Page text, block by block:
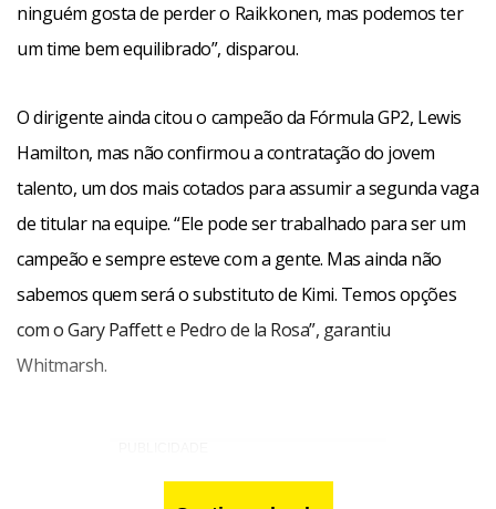
ninguém gosta de perder o Raikkonen, mas podemos ter
um time bem equilibrado”, disparou.
O dirigente ainda citou o campeão da Fórmula GP2, Lewis
Hamilton, mas não confirmou a contratação do jovem
talento, um dos mais cotados para assumir a segunda vaga
de titular na equipe. “Ele pode ser trabalhado para ser um
campeão e sempre esteve com a gente. Mas ainda não
sabemos quem será o substituto de Kimi. Temos opções
com o Gary Paffett e Pedro de la Rosa”, garantiu
Whitmarsh.